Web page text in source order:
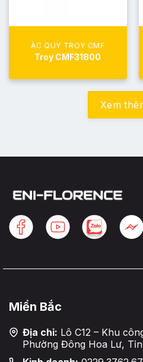
ẮC QUY TROY CMF
Troy CMF31800
Xem
Miền Bắc
Địa chỉ: Lô C12 – Khu
Phường Đông Hoa Lư,